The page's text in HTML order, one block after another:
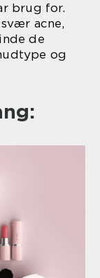
brug for.
acne,
de
og